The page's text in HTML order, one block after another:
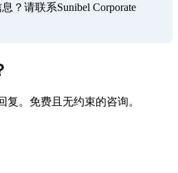
？请联系Sunibel Corporate
复。免费且无约束的咨询。